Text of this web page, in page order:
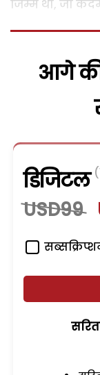
जिम्मे थी, जो
आगे
डिजिटल
USD99